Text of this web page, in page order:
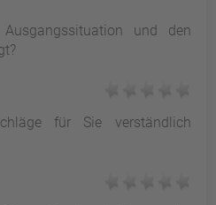
und den
für Sie verständlich